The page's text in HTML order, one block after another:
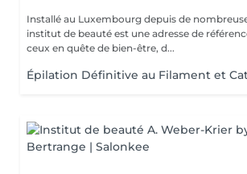
Installé au Luxembourg depuis de
institut de beauté est une adresse de
ceux en quête de bien-être, d...
Épilation Définitive au Filament et